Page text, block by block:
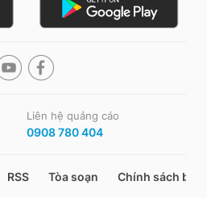
Liên hệ quảng cáo
0908 780 404
RSS Tòa soạn Chính sách bảo